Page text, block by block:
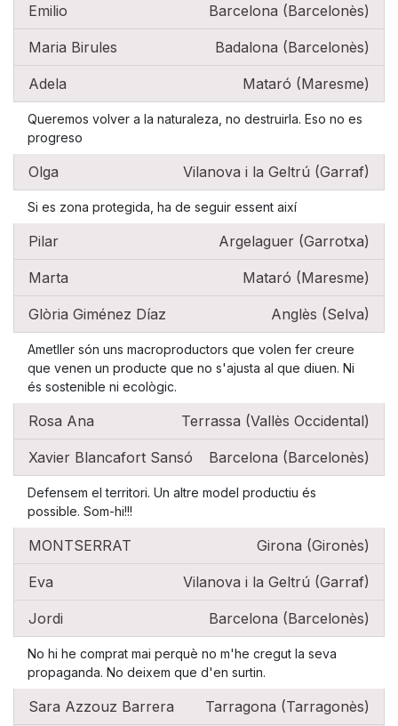
Emilio Barcelona (Barcelonès)
Maria Birules Badalona (Barcelonès)
Adela Mataró (Maresme)
Queremos volver a la naturaleza, no destruirla. Eso no es
progreso
Olga Vilanova i la Geltrú (Garraf)
Si es zona protegida, ha de seguir essent així
Pilar Argelaguer (Garrotxa)
Marta Mataró (Maresme)
Glòria Giménez Díaz Anglès (Selva)
Ametller són uns macroproductors que volen fer creure
que venen un producte que no s'ajusta al que diuen. Ni
és sostenible ni ecològic.
Rosa Ana Terrassa (Vallès Occidental)
Xavier Blancafort Sansó Barcelona (Barcelonès)
Defensem el territori. Un altre model productiu és
possible. Som-hi!!!
MONTSERRAT Girona (Gironès)
Eva Vilanova i la Geltrú (Garraf)
Jordi Barcelona (Barcelonès)
No hi he comprat mai perquè no m'he cregut la seva
propaganda. No deixem que d'en surtin.
Sara Azzouz Barrera Tarragona (Tarragonès)